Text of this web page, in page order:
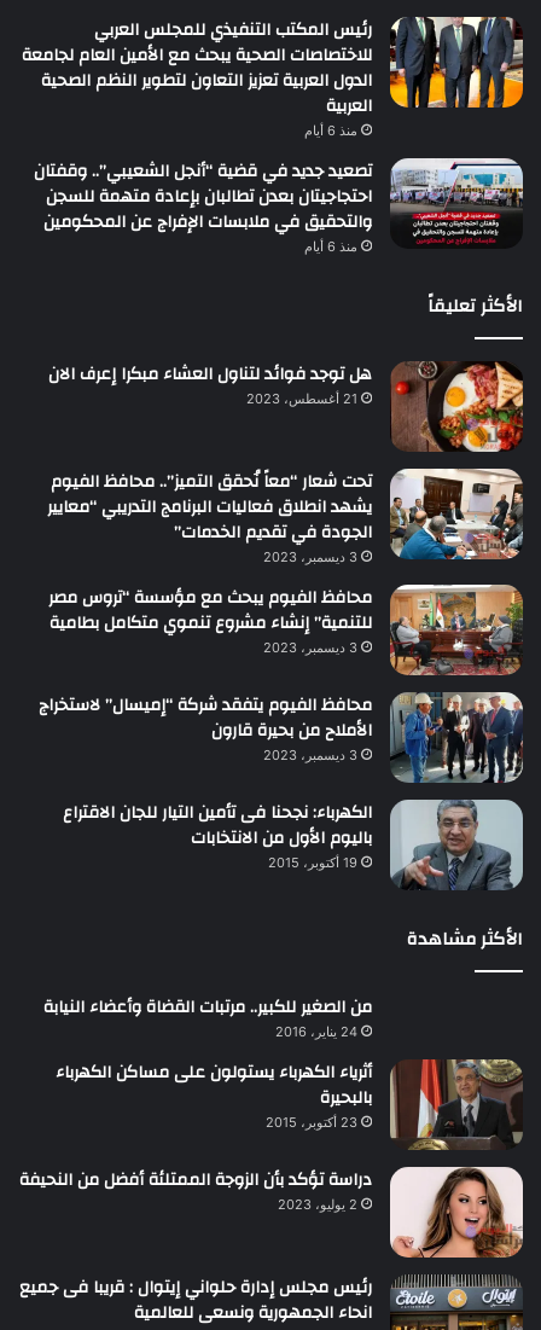
رئيس المكتب التنفيذي للمجلس العربي
للاختصاصات الصحية يبحث مع الأمين العام لجامعة
الدول العربية تعزيز التعاون لتطوير النظم الصحية
العربية
منذ 6 أيام
تصعيد جديد في قضية “أنجل الشعيبي”.. وقفتان
احتجاجيتان بعدن تطالبان بإعادة متهمة للسجن
والتحقيق في ملابسات الإفراج عن المحكومين
منذ 6 أيام
الأكثر تعليقاً
هل توجد فوائد لتناول العشاء مبكرا إعرف الان
21 أغسطس، 2023
تحت شعار “معاً نُحقق التميز”.. محافظ الفيوم
يشهد انطلاق فعاليات البرنامج التدريبي “معايير
الجودة في تقديم الخدمات”
3 ديسمبر، 2023
محافظ الفيوم يبحث مع مؤسسة “تروس مصر
للتنمية” إنشاء مشروع تنموي متكامل بطامية
3 ديسمبر، 2023
محافظ الفيوم يتفقد شركة “إميسال” لاستخراج
الأملاح من بحيرة قارون
3 ديسمبر، 2023
الكهرباء: نجحنا فى تأمين التيار للجان الاقتراع
باليوم الأول من الانتخابات
19 أكتوبر، 2015
الأكثر مشاهدة
من الصغير للكبير.. مرتبات القضاة وأعضاء النيابة
24 يناير، 2016
أثرياء الكهرباء يستولون على مساكن الكهرباء
بالبحيرة
23 أكتوبر، 2015
دراسة تؤكد بأن الزوجة الممتلئة أفضل من النحيفة
2 يوليو، 2023
رئيس مجلس إدارة حلواني إيتوال : قريبا فى جميع
انحاء الجمهورية ونسعى للعالمية